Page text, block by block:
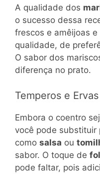
A qualidade dos
o sucesso dessa
frescos e amêijoas
qualidade, de
O sabor dos
diferença no prato.
Temperos e Ervas
Embora o coentro
você pode substituir
como salsa ou
sabor. O toque de
pode faltar, pois